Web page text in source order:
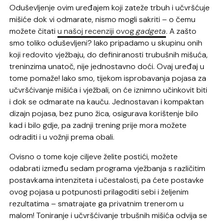
Oduševljenje ovim uređajem koji zateže trbuh i učvršćuje
mišiće dok vi odmarate, nismo mogli sakriti – o čemu
možete čitatiu našoj recenziji ovoggadgeta. A zašto
smo toliko oduševljeni? Iako pripadamo u skupinu onih
koji redovito vježbaju, do definiranosti trubušnih mišuća,
treninzima unatoč, nije jednostavno doći. Ovaj uređaj u
tome pomaže! Iako smo, tijekom isprobavanja pojasa za
učvršćivanje mišića i vježbali, on će iznimno učinkovit biti
i dok se odmarate na kauču. Jednostavan i kompaktan
dizajn pojasa, bez puno žica, osigurava korištenje bilo
kad i bilo gdje, pa zadnji trening prije mora možete
odraditi i u vožnji prema obali.
Ovisno o tome koje ciljeve želite postići, možete
odabrati između sedam programa vježbanja s različitim
postavkama intenziteta i učestalosti, pa ćete postavke
ovog pojasa u potpunosti prilagoditi sebi i željenim
rezultatima – smatrajate ga privatnim trenerom u
malom! Toniranje i učvršćivanje trbušnih mišića odvija se